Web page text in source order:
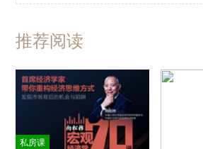
推荐阅读
私房课